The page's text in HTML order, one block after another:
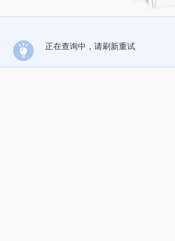
正在查询中，请刷新重试